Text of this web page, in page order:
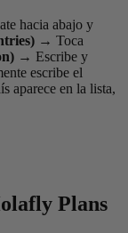
hacia abajo y
→ Toca
→ Escribe y
escribe el
aparece en la lista,
Plans